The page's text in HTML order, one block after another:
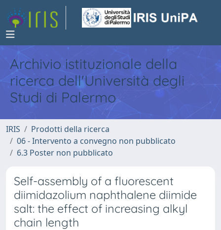
Archivio istituzionale della
ricerca dell'Università degli
Studi di Palermo
IRIS
Prodotti della ricerca
06 - Intervento a convegno non pubblicato
6.3 Poster non pubblicato
Self-assembly of a fluorescent
diimidazolium naphthalene diimide
salt: the effect of increasing alkyl
chain length